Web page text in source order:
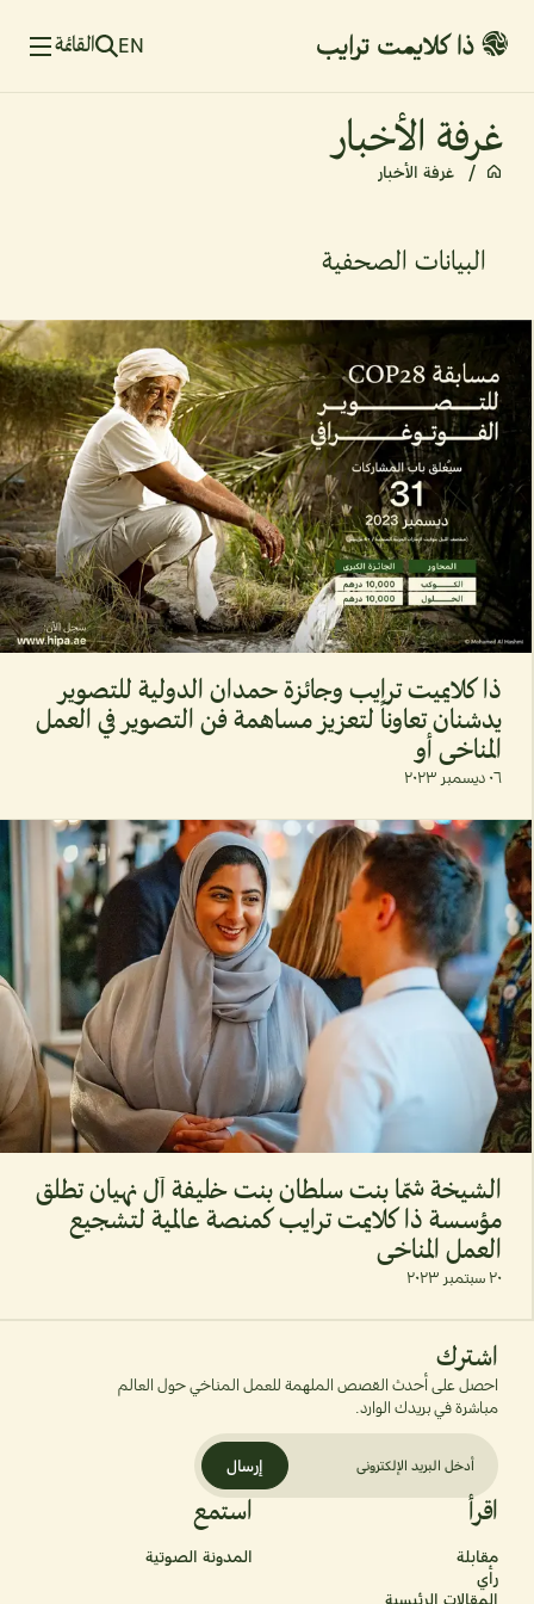
القائمة EN
غرفة الأخبار
/
البيانات الصحفية
ذا كلايميت ترايب وجائزة حمدان الدولية للتصوير
يدشنان تعاوناً لتعزيز مساهمة فن التصوير في العمل
المناخي أو
٠٦ ديسمبر ٢٠٢٣
الشيخة شمّا بنت سلطان بنت خليفة آل نهيان تطلق
مؤسسة ذا كلايمت ترايب كمنصة عالمية لتشجيع
العمل المناخي
٢٠ سبتمبر ٢٠٢٣
اقرأ
مقابلة
رأي
المقالات الرئيسية
استمع
المدونة الصوتية
اشترك
احصل على أحدث القصص الملهمة للعمل المناخي حول العالم
مباشرة في بريدك الوارد.
إرسال